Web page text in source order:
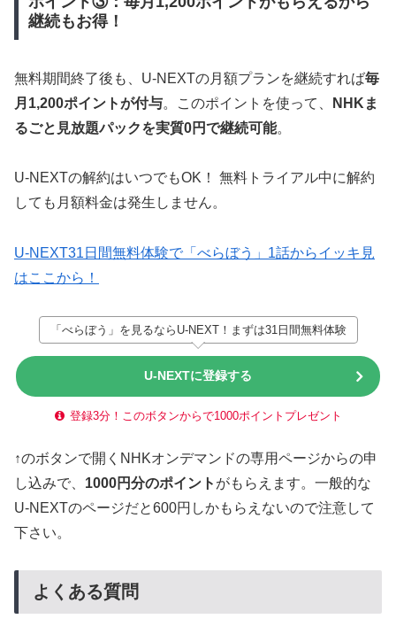
継続もお得！
無料期間終了後も、U-NEXTの月額プランを継続すれば毎
月1,200ポイントが付与。このポイントを使って、
NHKま
るごと見放題パックを実質0円で継続可能。
U-NEXTの解約はいつでもOK！ 無料トライアル中に解約
しても月額料金は発生しません。
U-NEXT31日間無料体験で「べらぼう」1話からイッキ見
はここから！
「べらぼう」を見るならU-NEXT！まずは31日間無料体験
U-NEXTに登録する
登録3分！このボタンからで1000ポイントプレゼント
↑のボタンで開くNHKオンデマンドの専用ページからの申
し込みで、 1000円分のポイント がもらえます。一般的な
U-NEXTのページだと600円しかもらえないので注意して
下さい。
よくある質問